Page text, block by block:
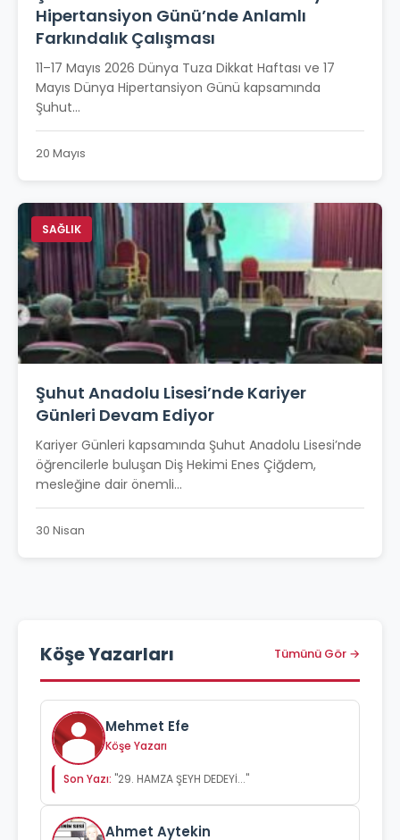
Hipertansiyon Günü’nde Anlamlı
Farkındalık Çalışması
11–17 Mayıs 2026 Dünya Tuza Dikkat Haftası ve 17
Mayıs Dünya Hipertansiyon Günü kapsamında
Şuhut...
20 Mayıs
SAĞLIK
Şuhut Anadolu Lisesi’nde Kariyer
Günleri Devam Ediyor
Kariyer Günleri kapsamında Şuhut Anadolu Lisesi’nde
öğrencilerle buluşan Diş Hekimi Enes Çiğdem,
mesleğine dair önemli...
30 Nisan
Köşe Yazarları Tümünü Gör →
Mehmet Efe
Köşe Yazarı
Son Yazı: "29. HAMZA ŞEYH DEDEYİ..."
Ahmet Aytekin